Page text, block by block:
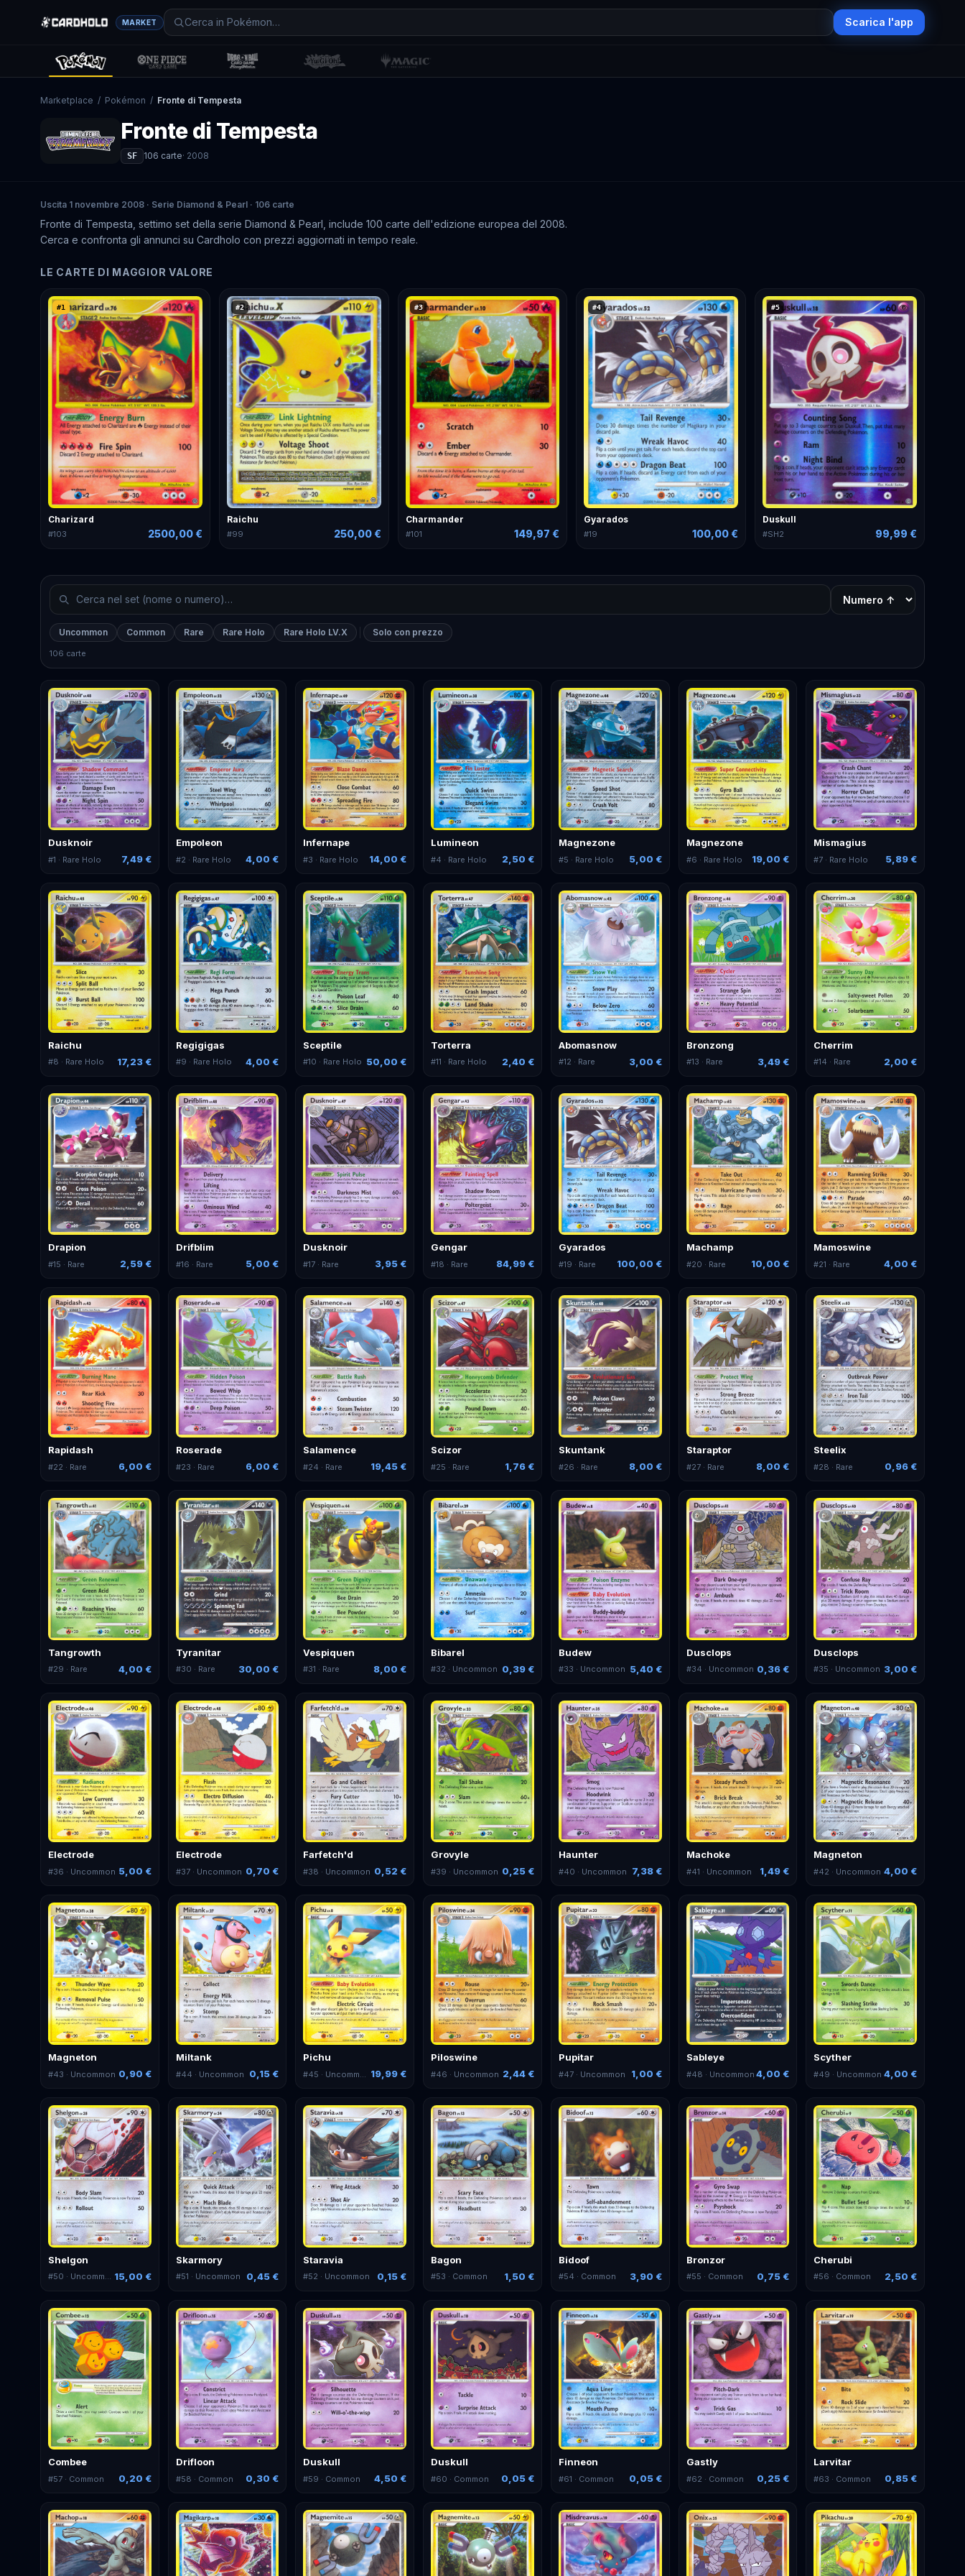
MARKET Scarica l'app
Marketplace / Pokémon / Fronte di Tempesta
Fronte di Tempesta
SF 106 carte· 2008
Uscita 1 novembre 2008 · Serie Diamond & Pearl · 106 carte
Fronte di Tempesta, settimo set della serie Diamond & Pearl, include 100 carte dell'edizione europea del 2008.
Cerca e confronta gli annunci su Cardholo con prezzi aggiornati in tempo reale.
LE CARTE DI MAGGIOR VALORE
#1
Charizard
#103 2500,00 €
#2
Raichu
#99 250,00 €
#3
Charmander
#101 149,97 €
#4
Gyarados
#19 100,00 €
#5
Duskull
#SH2 99,99 €
Uncommon Common Rare Rare Holo Rare Holo LV.X Solo con prezzo
106 carte
Dusknoir
#1 · Rare Holo 7,49 €
Empoleon
#2 · Rare Holo 4,00 €
Infernape
#3 · Rare Holo 14,00 €
Lumineon
#4 · Rare Holo 2,50 €
Magnezone
#5 · Rare Holo 5,00 €
Magnezone
#6 · Rare Holo 19,00 €
Mismagius
#7 · Rare Holo 5,89 €
Raichu
#8 · Rare Holo 17,23 €
Regigigas
#9 · Rare Holo 4,00 €
Sceptile
#10 · Rare Holo 50,00 €
Torterra
#11 · Rare Holo 2,40 €
Abomasnow
#12 · Rare 3,00 €
Bronzong
#13 · Rare 3,49 €
Cherrim
#14 · Rare 2,00 €
Drapion
#15 · Rare 2,59 €
Drifblim
#16 · Rare 5,00 €
Dusknoir
#17 · Rare 3,95 €
Gengar
#18 · Rare 84,99 €
Gyarados
#19 · Rare 100,00 €
Machamp
#20 · Rare 10,00 €
Mamoswine
#21 · Rare 4,00 €
Rapidash
#22 · Rare 6,00 €
Roserade
#23 · Rare 6,00 €
Salamence
#24 · Rare 19,45 €
Scizor
#25 · Rare 1,76 €
Skuntank
#26 · Rare 8,00 €
Staraptor
#27· Rare 8,00 €
Steelix
#28 · Rare 0,96 €
Tangrowth
#29 · Rare 4,00 €
Tyranitar
#30 · Rare 30,00 €
Vespiquen
#31 · Rare 8,00 €
Bibarel
#32 · Uncommon 0,39 €
Budew
#33 · Uncommon 5,40 €
Dusclops
#34 · Uncommon 0,36 €
Dusclops
#35 · Uncommon 3,00 €
Electrode
#36 · Uncommon 5,00 €
Electrode
#37· Uncommon 0,70 €
Farfetch'd
#38 · Uncommon 0,52 €
Grovyle
#39 · Uncommon 0,25 €
Haunter
#40 · Uncommon 7,38 €
Machoke
#41 · Uncommon 1,49 €
Magneton
#42 · Uncommon 4,00 €
Magneton
#43 · Uncommon 0,90 €
Miltank
#44 · Uncommon 0,15 €
Pichu
#45 · Uncommon 19,99 €
Piloswine
#46 · Uncommon 2,44 €
Pupitar
#47· Uncommon 1,00 €
Sableye
#48 · Uncommon 4,00 €
Scyther
#49 · Uncommon 4,00 €
Shelgon
#50 · Uncommon 15,00 €
Skarmory
#51 · Uncommon 0,45 €
Staravia
#52 · Uncommon 0,15 €
Bagon
#53 · Common 1,50 €
Bidoof
#54 · Common 3,90 €
Bronzor
#55 · Common 0,75 €
Cherubi
#56 · Common 2,50 €
Combee
#57 · Common 0,20 €
Drifloon
#58 · Common 0,30 €
Duskull
#59 · Common 4,50 €
Duskull
#60 · Common 0,05 €
Finneon
#61 · Common 0,05 €
Gastly
#62 · Common 0,25 €
Larvitar
#63 · Common 0,85 €